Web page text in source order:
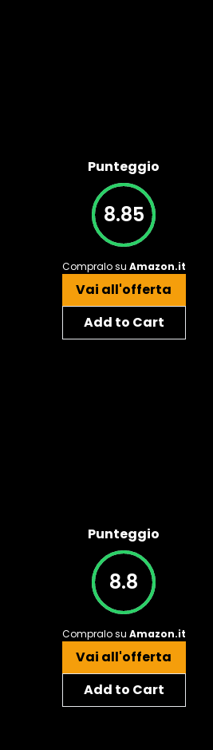
Punteggio
8.85
Compralo su Amazon.it
Vai all'offerta
Add to Cart
Punteggio
8.8
Compralo su Amazon.it
Vai all'offerta
Add to Cart